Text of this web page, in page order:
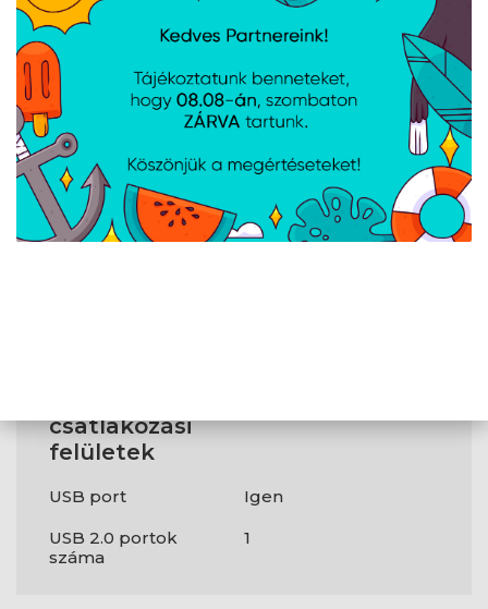
Tömeg 27 600 g
Üzemi
körülmények
Üzemi
hőmérséklettartomány
(T-T)
0 - 40 °C
csatlakozási
felületek
USB port
Igen
USB 2.0 portok
száma
1